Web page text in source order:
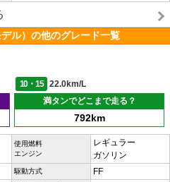
ル）の他のグレード一覧
10・15
22.0km/L
満タンでどこまで走る？
792km
使用燃料
エンジン
レギュラー
ガソリン
駆動方式 FF